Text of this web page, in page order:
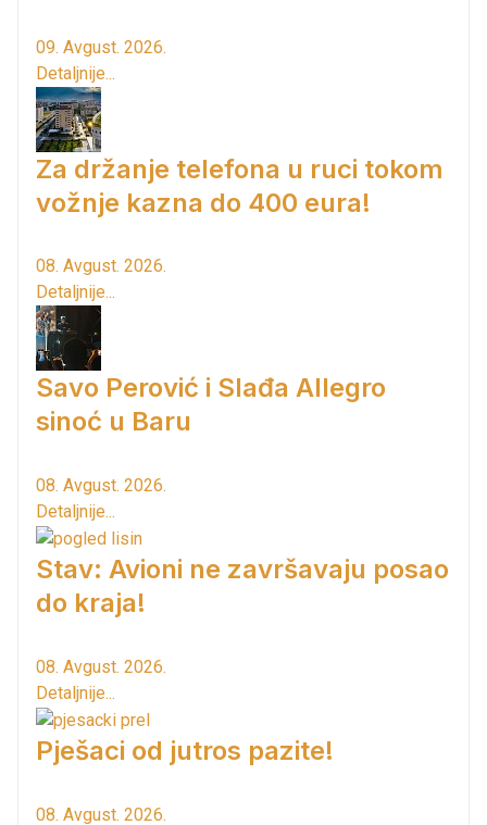
09. Avgust. 2026.
Detaljnije...
Za držanje telefona u ruci tokom
vožnje kazna do 400 eura!
08. Avgust. 2026.
Detaljnije...
Savo Perović i Slađa Allegro
sinoć u Baru
08. Avgust. 2026.
Detaljnije...
Stav: Avioni ne završavaju posao
do kraja!
08. Avgust. 2026.
Detaljnije...
Pješaci od jutros pazite!
08. Avgust. 2026.